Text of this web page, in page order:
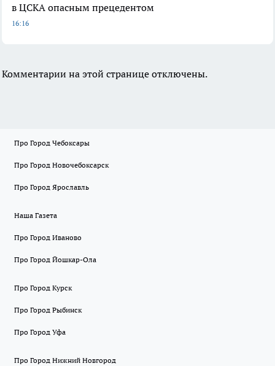
в ЦСКА опасным прецедентом
16:16
Комментарии на этой странице отключены.
Про Город Чебоксары
Про Город Новочебоксарск
Про Город Ярославль
Наша Газета
Про Город Иваново
Про Город Йошкар-Ола
Про Город Курск
Про Город Рыбинск
Про Город Уфа
Про Город Нижний Новгород